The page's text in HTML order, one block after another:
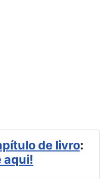
de livro:
aqui!